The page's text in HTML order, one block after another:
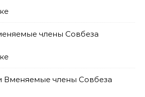
члены Совбеза
Вменяемые члены Совбеза